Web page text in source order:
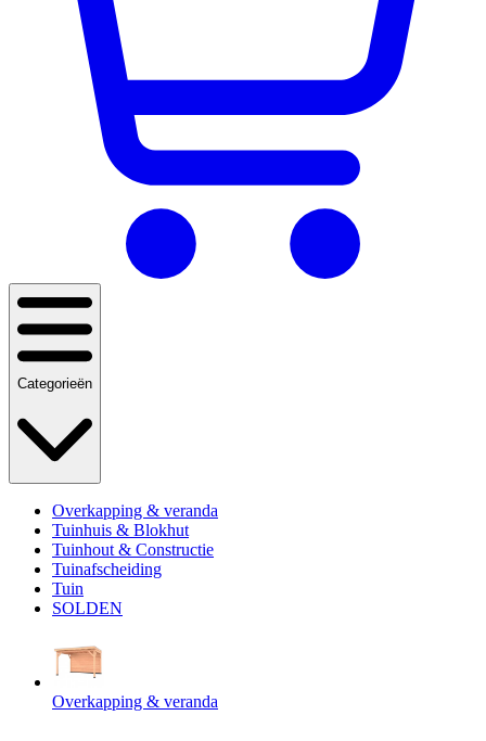
Categorieën
Overkapping & veranda
Tuinhuis & Blokhut
Tuinhout & Constructie
Tuinafscheiding
Tuin
SOLDEN
Overkapping & veranda